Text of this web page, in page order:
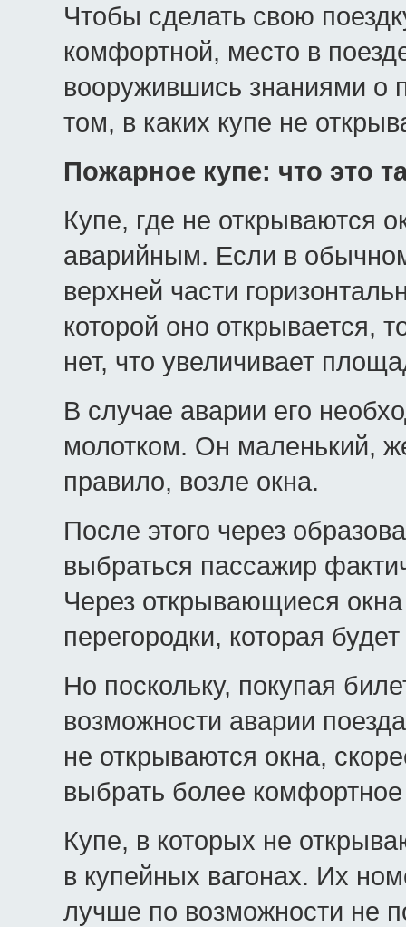
Чтобы сделать свою
комфортной, место в
вооружившись знаниями о
том, в каких купе не
Пожарное купе: что это
Купе, где не открываются
аварийным. Если в
верхней части
которой оно открывается,
нет, что увеличивает
В случае аварии его
молотком. Он маленький,
правило, возле окна.
После этого через
выбраться пассажир
Через открывающиеся
перегородки, которая
Но поскольку, покупая
возможности аварии
не открываются окна,
выбрать более
Купе, в которых не
в купейных вагонах. Их
лучше по возможности не